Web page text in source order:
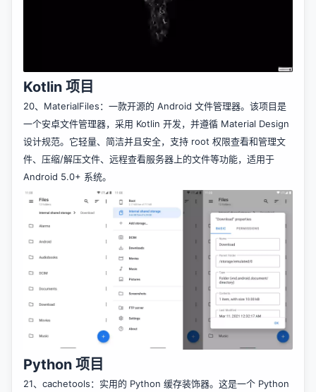
Kotlin 项目
20、 MaterialFiles：一款开源的 Android 文件管理器。该项目是
一个安卓文件管理器，采用 Kotlin 开发，并遵循 Material Design
设计规范。它轻量、简洁并且安全，支持 root 权限查看和管理文
件、压缩/解压文件、远程查看服务器上的文件等功能，适用于
Android 5.0+ 系统。
Python 项目
21、 cachetools：实用的 Python 缓存装饰器。这是一个 Python